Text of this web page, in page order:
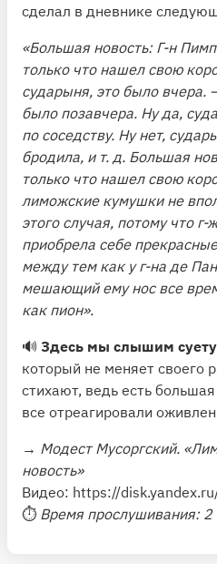
сделал в дневнике
«Большая новость: Г-н
только что нашел свою
сударыня, это было вчера.
было позавчера. Ну да,
по соседству. Ну нет,
бродила, и т. д. Большая
только что нашел свою
лиможские кумушки не
этого случая, потому что
приобрела себе
между тем как у г-на де
мешающий ему нос все
как пион».
🔊 Здесь мы слышим
который не меняет своего
стихают, ведь есть
все отреагировали
→ Модест Мусоргский.
новость»
Видео: https://
⏱ Время прослушивания: